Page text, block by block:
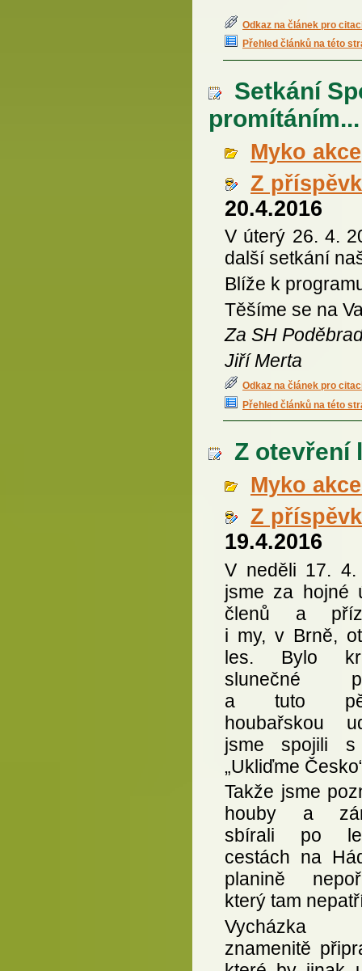
Odkaz na článek pro
Přehled článků na této
Setkání
promítáním...
Myko akce
Z
20.4.2016
V úterý 26. 4.
další setkání
Blíže k
Těšíme se na
Za SH
Jiří Merta
Odkaz na článek pro
Přehled článků na této
Z otevření
Myko
Z
19.4.2016
V neděli 17. 4.
jsme za hojné
členů a
i my, v Brně,
les. Bylo
slunečné
a tuto
houbařskou
jsme spojili
„Ukliďme
Takže jsme
houby a
sbírali po
cestách na
planině
který tam
Vycházka
znamenitě